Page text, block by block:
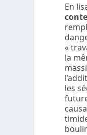
En
«
la
les